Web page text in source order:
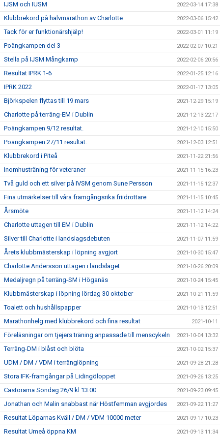
IJSM och IUSM 2022-03-14 17:38
Klubbrekord på halvmarathon av Charlotte 2022-03-06 15:42
Tack för er funktionärshjälp! 2022-03-01 11:19
Poängkampen del 3 2022-02-07 10:21
Stella på IJSM Mångkamp 2022-02-06 20:56
Resultat IPRK 1-6 2022-01-25 12:16
IPRK 2022 2022-01-17 13:05
Björkspelen flyttas till 19 mars 2021-12-29 15:19
Charlotte på terräng-EM i Dublin 2021-12-13 22:17
Poängkampen 9/12 resultat. 2021-12-10 15:50
Poängkampen 27/11 resultat. 2021-12-03 12:51
Klubbrekord i Piteå 2021-11-22 21:56
Inomhusträning för veteraner 2021-11-15 16:23
Två guld och ett silver på IVSM genom Sune Persson 2021-11-15 12:37
Fina utmärkelser till våra framgångsrika friidrottare 2021-11-15 10:45
Årsmöte 2021-11-12 14:24
Charlotte uttagen till EM i Dublin 2021-11-12 14:22
Silver till Charlotte i landslagsdebuten 2021-11-07 11:59
Årets klubbmästerskap i löpning avgjort 2021-10-30 15:47
Charlotte Andersson uttagen i landslaget 2021-10-26 20:09
Medaljregn på terräng-SM i Höganäs 2021-10-24 15:45
Klubbmästerskap i löpning lördag 30 oktober 2021-10-21 11:59
Toalett och hushållspapper 2021-10-13 12:51
Marathonhelg med klubbrekord och fina resultat 2021-10-11
Föreläsningar om tjejers träning anpassade till menscykeln 2021-10-04 13:32
Terräng-DM i blåst och blöta 2021-10-02 15:37
UDM / DM / VDM i terränglöpning 2021-09-28 21:28
Stora IFK-framgångar på Lidingöloppet 2021-09-26 13:25
Castorama Söndag 26/9 kl 13.00 2021-09-23 09:45
Jonathan och Malin snabbast när Höstfemman avgjordes 2021-09-22 11:27
Resultat Löparnas Kväll / DM / VDM 10000 meter 2021-09-17 10:23
Resultat Umeå öppna KM 2021-09-13 11:34